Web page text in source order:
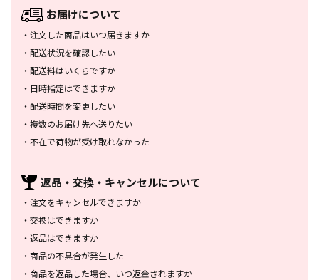
お届けについて
・ 注文した商品はいつ届きますか
・ 配送状況を確認したい
・ 配送料はいくらですか
・ 日時指定はできますか
・ 配送時間を変更したい
・ 複数のお届け先へ送りたい
・ 不在で荷物が受け取れなかった
返品・交換・ キャンセルについて
・ 注文をキャンセルできますか
・ 交換はできますか
・ 返品はできますか
・ 商品の不具合が発生した
・ 商品を返品した場合、 いつ返金されますか